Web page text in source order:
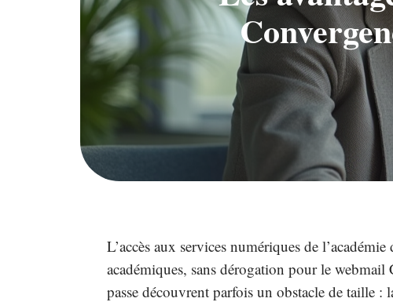
L’accès aux services numériques de
académiques, sans dérogation pour le
passe découvrent parfois un obstacle de taille :